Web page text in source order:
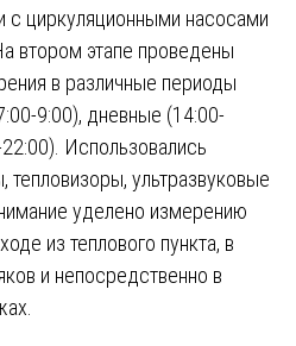
с циркуляционными насосами
втором этапе проведены
в различные периоды
9:00), дневные (14:00-
Использовались
ультразвуковые
уделено измерению
из теплового пункта, в
и непосредственно в